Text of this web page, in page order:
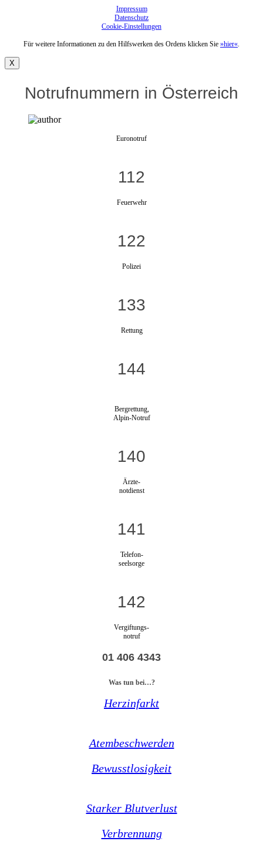
Impressum
Datenschutz
Cookie-Einstellungen
Für weitere Informationen zu den Hilfswerken des Ordens klicken Sie »hier«.
X
Notrufnummern in Österreich
Euronotruf
112
Feuerwehr
122
Polizei
133
Rettung
144
Bergrettung,
Alpin-Notruf
140
Ärzte-
notdienst
141
Telefon-
seelsorge
142
Vergiftungs-
notruf
01 406 4343
Was tun bei…?
Herzinfarkt
Atembeschwerden
Bewusstlosigkeit
Starker Blutverlust
Verbrennung